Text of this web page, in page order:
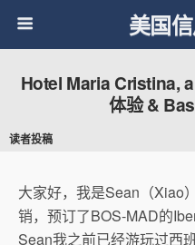
美国
Hotel Maria Cristina,
体验 &
读者投稿
大家好，我是Sean（Xiao
销，预订了BOS-MAD的
Sean我之前已经游玩过西